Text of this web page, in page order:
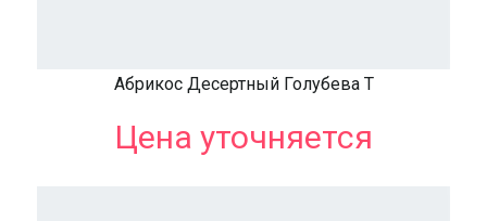
Абрикос Десертный Голубева Т
Цена уточняется